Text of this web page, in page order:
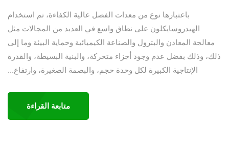
باعتبارها نوع من معدات الفصل عالية الكفاءة، تم استخدام
الهيدروسايكلون على نطاق واسع في العديد من المجالات مثل
معالجة المعادن والبترول والصناعة الكيميائية وحماية البيئة وما إلى
ذلك، وذلك بفضل عدم وجود أجزاء متحركة، والبنية البسيطة، والقدرة
الإنتاجية الكبيرة لكل وحدة حجم، والبصمة الصغيرة، وارتفاع...
متابعة القراءة